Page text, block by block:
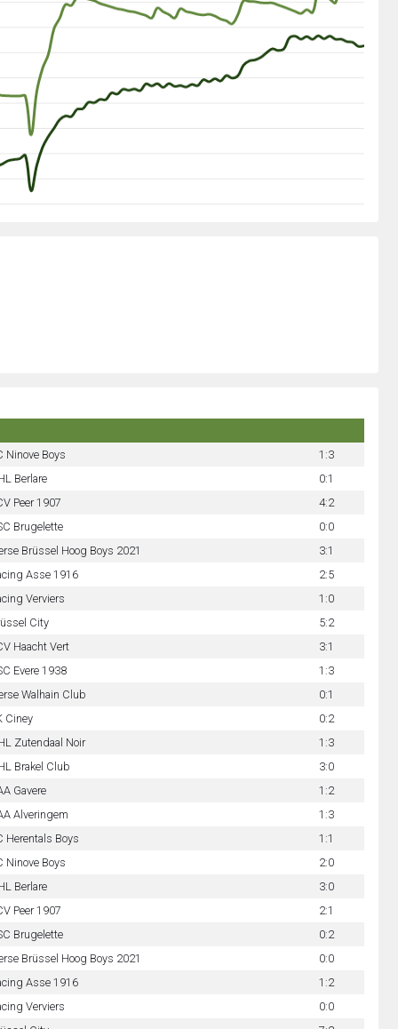
Ninove Boys
1:3
Berlare
0:1
Peer 1907
4:2
Brugelette
0:0
Brüssel Hoog Boys 2021
3:1
Asse 1916
2:5
Verviers
1:0
City
5:2
Haacht Vert
3:1
Evere 1938
1:3
Walhain Club
0:1
Ciney
0:2
Zutendaal Noir
1:3
Brakel Club
3:0
Gavere
1:2
Alveringem
1:3
Herentals Boys
1:1
Ninove Boys
2:0
Berlare
3:0
Peer 1907
2:1
Brugelette
0:2
Brüssel Hoog Boys 2021
0:0
Asse 1916
1:2
Verviers
0:0